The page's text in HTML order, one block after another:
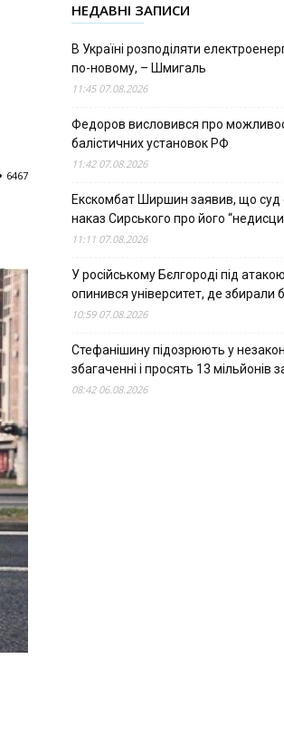
6467
НЕДАВНІ ЗАПИСИ
В Україні розподіляти
по-новому, – Шмигаль
11:45 07.08.2026
Федоров висловився про
балістичних установок РФ
11:42 07.08.2026
Екскомбат Ширшин заявив, що суд
наказ Сирського про його
11:11 07.08.2026
У російському Бєлгороді під
опинився університет, де збирали
10:59 07.08.2026
Стефанішину підозрюють у
збагаченні і просять 13 мільйонів
08:42 06.08.2026